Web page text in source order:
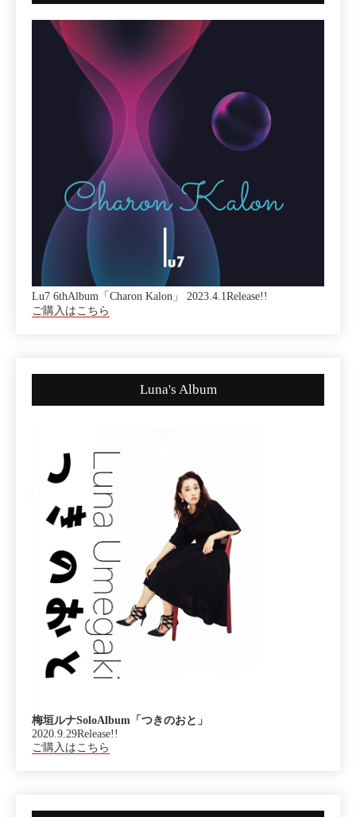
Lu7 6thAlbum「Charon Kalon」 2023.4.1Release!!
ご購入はこちら
Luna's Album
梅垣ルナSoloAlbum「つきのおと」
2020.9.29Release!!
ご購入はこちら